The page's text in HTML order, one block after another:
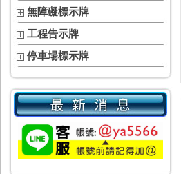
無障礙標示牌
工程告示牌
停車場標示牌